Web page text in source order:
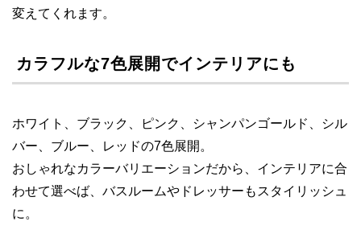
変えてくれます。
カラフルな7色展開でインテリアにも
ホワイト、ブラック、ピンク、シャンパンゴールド、シル
バー、ブルー、レッドの7色展開。
おしゃれなカラーバリエーションだから、インテリアに合
わせて選べば、バスルームやドレッサーもスタイリッシュ
に。